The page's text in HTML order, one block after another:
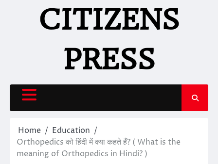
CITIZENS
PRESS
Home
Education
Orthopedics को हिंदी में क्या कहते हैं? ( What is the
meaning of Orthopedics in Hindi? )